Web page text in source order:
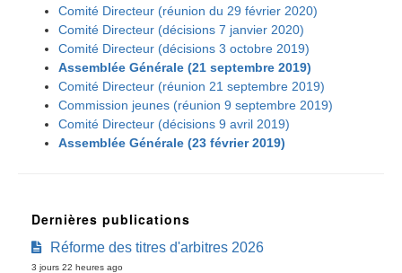
Comité Directeur (réunion du 29 février 2020)
Comité Directeur (décisions 7 janvier 2020)
Comité Directeur (décisions 3 octobre 2019)
Assemblée Générale (21 septembre 2019)
Comité Directeur (réunion 21 septembre 2019)
Commission jeunes (réunion 9 septembre 2019)
Comité Directeur (décisions 9 avril 2019)
Assemblée Générale (23 février 2019)
Dernières publications
Réforme des titres d'arbitres 2026
3 jours 22 heures ago